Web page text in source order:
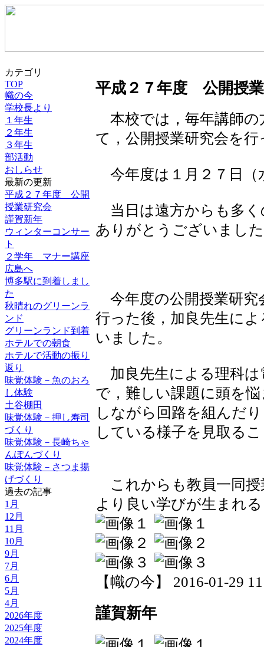
カテゴリ
TOP
幟の今
学校長より
１年生
２年生
３年生
部活動
おしらせ
最新の更新
平成２７年度 公開
授業研究会
謹賀新年
ウィンターコンサー
ト
２学年 マナー講座
広島へ
博多駅に到着しまし
た
秋晴れのグリーンラ
ンド
グリーンランド到着
ホテルでの朝食
ホテルで活動の振り
返り
味覚体験－魚のおろ
し体験
土谷棚田
味覚体験－押し寿司
づくり
味覚体験－長崎ちゃ
んぽんづくり
味覚体験－さつま揚
げづくり
過去の記事
1月
12月
11月
10月
9月
7月
6月
5月
4月
2026年度
2025年度
2024年度
平成２７年度 公開授
本校では，毎年講師の
て，公開授業研究会を
今年度は１月２７日（
当日は遠方からも多く
ありがとうございまし
今年度の公開授業研究
行った後，加良先生に
いました。
加良先生による理科は
で，難しい課題に頭を
しながら回路を組んだ
している様子を見取る
これからも教員一同授
より良い学びが生まれ
【幟の今】 2016-01-29
謹賀新年